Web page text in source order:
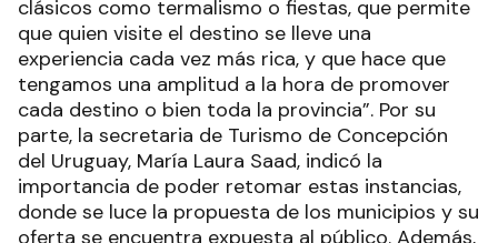
clásicos como termalismo o fiestas, que permite
que quien visite el destino se lleve una
experiencia cada vez más rica, y que hace que
tengamos una amplitud a la hora de promover
cada destino o bien toda la provincia”. Por su
parte, la secretaria de Turismo de Concepción
del Uruguay, María Laura Saad, indicó la
importancia de poder retomar estas instancias,
donde se luce la propuesta de los municipios y su
oferta se encuentra expuesta al público. Además,